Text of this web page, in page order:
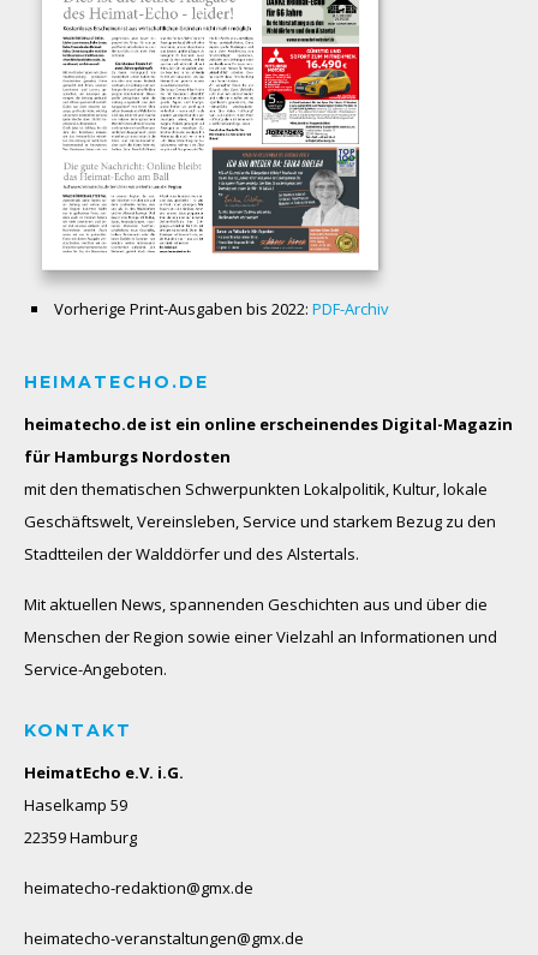
Vorherige Print-Ausgaben bis 2022: PDF-Archiv
HEIMATECHO.DE
heimatecho.de ist ein online erscheinendes Digital-Magazin
für Hamburgs Nordosten
mit den thematischen Schwerpunkten Lokalpolitik, Kultur, lokale
Geschäftswelt, Vereinsleben, Service und starkem Bezug zu den
Stadtteilen der Walddörfer und des Alstertals.
Mit aktuellen News, spannenden Geschichten aus und über die
Menschen der Region sowie einer Vielzahl an Informationen und
Service-Angeboten.
KONTAKT
HeimatEcho e.V. i.G.
Haselkamp 59
22359 Hamburg
heimatecho-redaktion@gmx.de
heimatecho-veranstaltungen@gmx.de